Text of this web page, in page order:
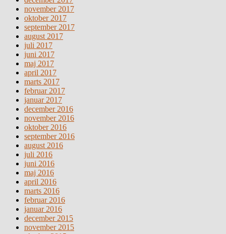
november 2017
oktober 2017
september 2017
august 2017
juli 2017
juni 2017
maj 2017
april 2017
marts 2017
februar 2017
januar 2017
december 2016
november 2016
oktober 2016
september 2016
august 2016
juli 2016
juni 2016
maj 2016
april 2016
marts 2016
februar 2016
januar 2016
december 2015
november 2015